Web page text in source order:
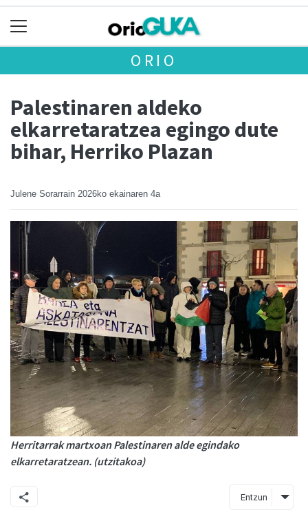
ORIO
Palestinaren aldeko
elkarretaratzea egingo dute
bihar, Herriko Plazan
Julene Sorarrain 2026ko ekainaren 4a
Herritarrak martxoan Palestinaren alde egindako
elkarretaratzean. (utzitakoa)
Entzun